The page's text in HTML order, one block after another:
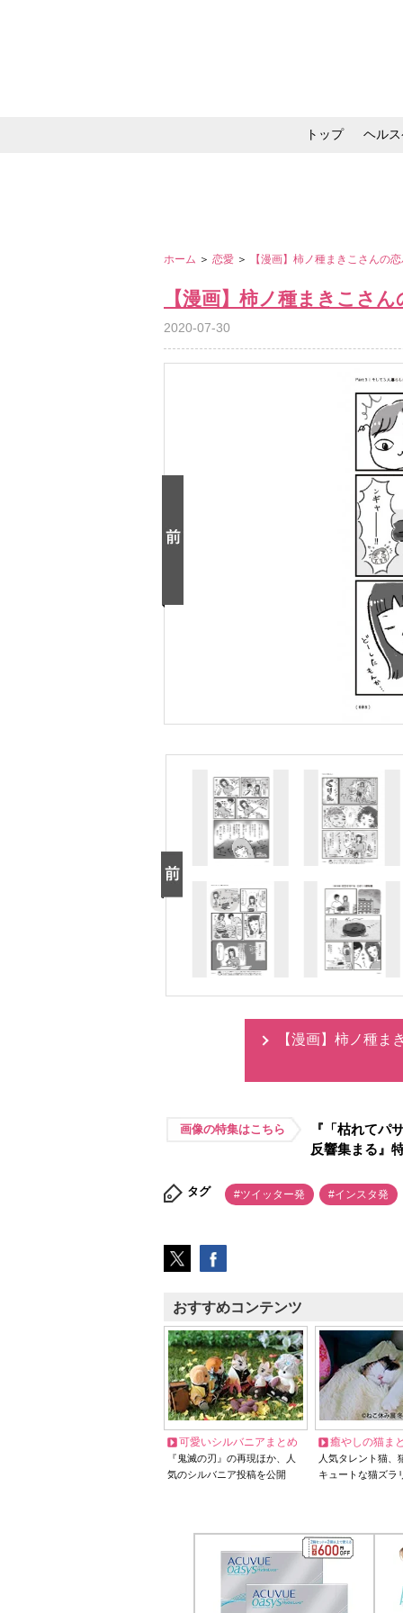
トップ ヘル
ホーム ＞ 恋愛 ＞ 【漫画】柿ノ種まきこさんの
【漫画】柿ノ種まきこさ
2020-07-30
【漫画】柿ノ種ま
画像の特集はこちら
『「枯れてパ
反響集まる』
タグ #ツイッター発 #インスタ発
おすすめコンテンツ
可愛いシルバニアまとめ
『鬼滅の刃』の再現ほか、人
気のシルバニア投稿を公開
癒やしの猫ま
人気タレント猫
キュートな猫ズラ